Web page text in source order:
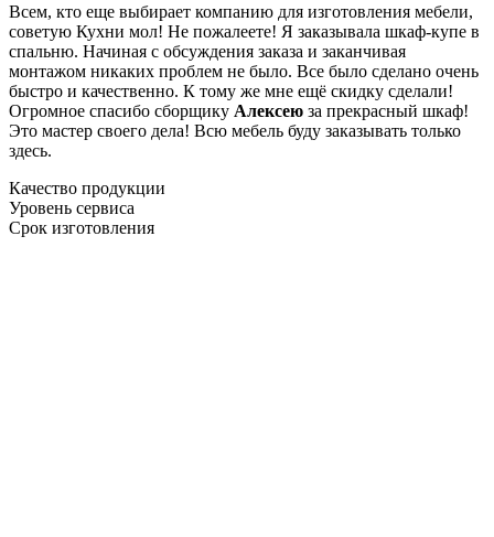
Всем, кто еще выбирает компанию для изготовления мебели,
советую Кухни мол! Не пожалеете! Я заказывала шкаф-купе в
спальню. Начиная с обсуждения заказа и заканчивая
монтажом никаких проблем не было. Все было сделано очень
быстро и качественно. К тому же мне ещё скидку сделали!
Огромное спасибо сборщику Алексею за прекрасный шкаф!
Это мастер своего дела! Всю мебель буду заказывать только
здесь.
Качество продукции
Уровень сервиса
Срок изготовления